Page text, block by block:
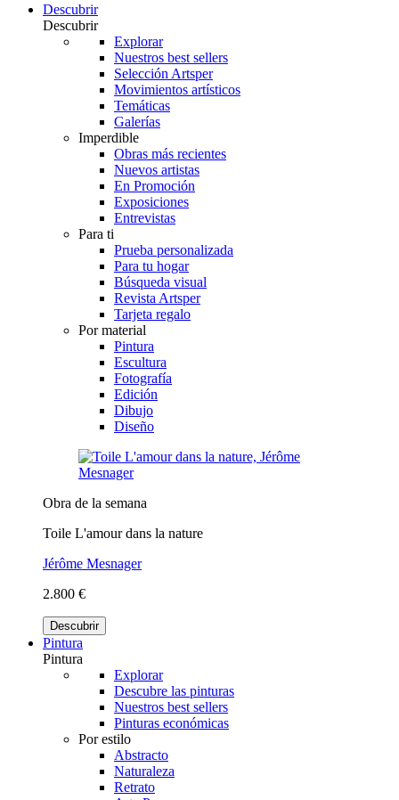
Descubrir
Descubrir
Explorar
Nuestros best sellers
Selección Artsper
Movimientos artísticos
Temáticas
Galerías
Imperdible
Obras más recientes
Nuevos artistas
En Promoción
Exposiciones
Entrevistas
Para ti
Prueba personalizada
Para tu hogar
Búsqueda visual
Revista Artsper
Tarjeta regalo
Por material
Pintura
Escultura
Fotografía
Edición
Dibujo
Diseño
Obra de la semana
Toile L'amour dans la nature
Jérôme Mesnager
2.800 €
Descubrir
Pintura
Pintura
Explorar
Descubre las pinturas
Nuestros best sellers
Pinturas económicas
Por estilo
Abstracto
Naturaleza
Retrato